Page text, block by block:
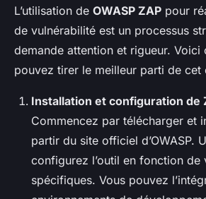
L’utilisation de OWASP ZAP pour
de vulnérabilité est un processus
demande attention et rigueur. Voici
pouvez tirer le meilleur parti de cet
Installation et configuration de
Commencez par télécharger et
partir du site officiel d’OWASP.
configurez l’outil en fonction de
spécifiques. Vous pouvez